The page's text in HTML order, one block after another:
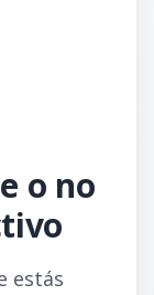
o no
estás